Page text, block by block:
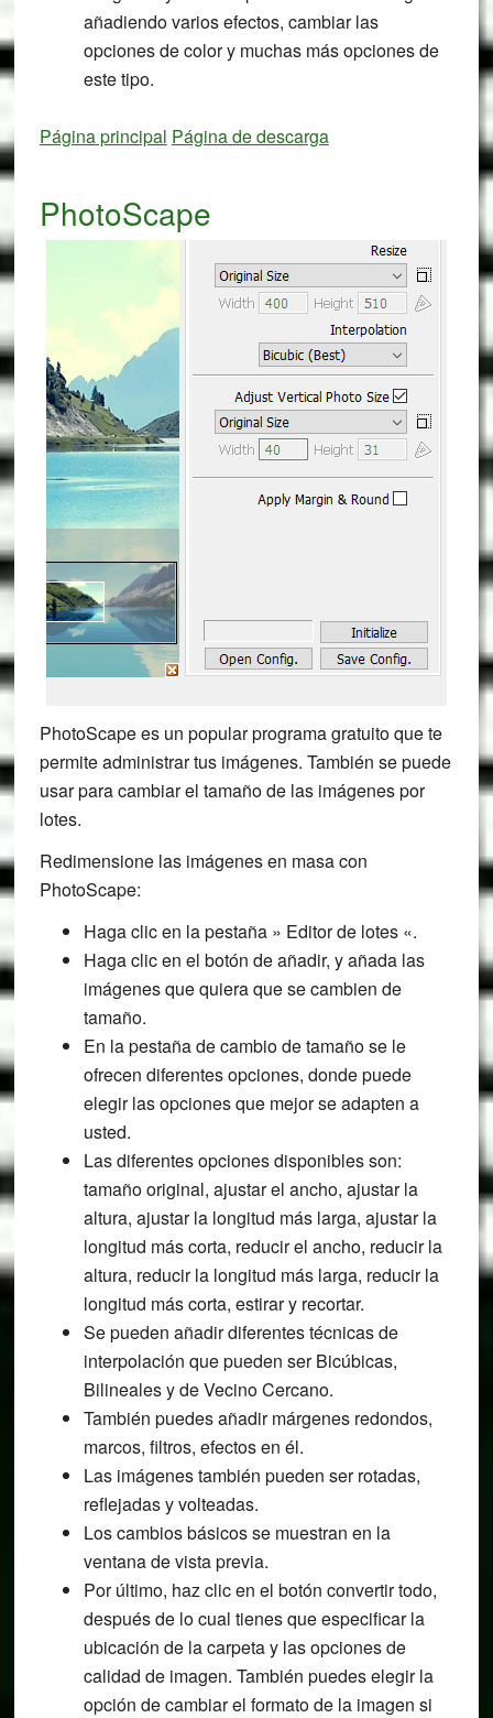
añadiendo varios efectos, cambiar las
opciones de color y muchas más opciones de
este tipo.
Página principal Página de descarga
PhotoScape
PhotoScape es un popular programa gratuito que te
permite administrar tus imágenes. También se puede
usar para cambiar el tamaño de las imágenes por
lotes.
Redimensione las imágenes en masa con
PhotoScape:
Haga clic en la pestaña » Editor de lotes «.
Haga clic en el botón de añadir, y añada las
imágenes que quiera que se cambien de
tamaño.
En la pestaña de cambio de tamaño se le
ofrecen diferentes opciones, donde puede
elegir las opciones que mejor se adapten a
usted.
Las diferentes opciones disponibles son:
tamaño original, ajustar el ancho, ajustar la
altura, ajustar la longitud más larga, ajustar la
longitud más corta, reducir el ancho, reducir la
altura, reducir la longitud más larga, reducir la
longitud más corta, estirar y recortar.
Se pueden añadir diferentes técnicas de
interpolación que pueden ser Bicúbicas,
Bilineales y de Vecino Cercano.
También puedes añadir márgenes redondos,
marcos, filtros, efectos en él.
Las imágenes también pueden ser rotadas,
reflejadas y volteadas.
Los cambios básicos se muestran en la
ventana de vista previa.
Por último, haz clic en el botón convertir todo,
después de lo cual tienes que especificar la
ubicación de la carpeta y las opciones de
calidad de imagen. También puedes elegir la
opción de cambiar el formato de la imagen si